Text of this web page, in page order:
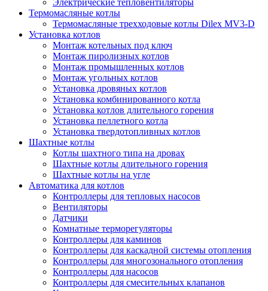
Электрические тепловентиляторы
Термомасляные котлы
Термомасляные трехходовые котлы Dilex MV3-D
Установка котлов
Монтаж котельных под ключ
Монтаж пиролизных котлов
Монтаж промышленных котлов
Монтаж угольных котлов
Установка дровяных котлов
Установка комбинированного котла
Установка котлов длительного горения
Установка пеллетного котла
Установка твердотопливных котлов
Шахтные котлы
Котлы шахтного типа на дровах
Шахтные котлы длительного горения
Шахтные котлы на угле
Автоматика для котлов
Контроллеры для тепловых насосов
Вентиляторы
Датчики
Комнатные терморегуляторы
Контроллеры для каминов
Контроллеры для каскадной системы отопления
Контроллеры для многозонального отопления
Контроллеры для насосов
Контроллеры для смесительных клапанов